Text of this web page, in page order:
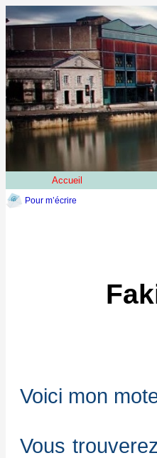
Accueil
Pour m’écrire
Voici mon
Vous